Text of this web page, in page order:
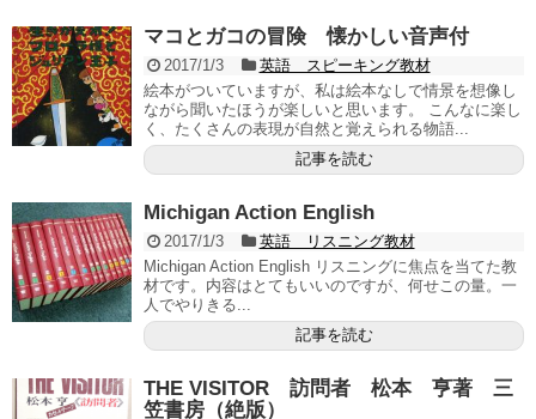
マコとガコの冒険 懐かしい音声付
2017/1/3
英語 スピーキング教材
絵本がついていますが、私は絵本なしで情景を想像し
ながら聞いたほうが楽しいと思います。 こんなに楽し
く、たくさんの表現が自然と覚えられる物語...
記事を読む
Michigan Action English
2017/1/3
英語 リスニング教材
Michigan Action English リスニングに焦点を当てた教
材です。内容はとてもいいのですが、何せこの量。一
人でやりきる...
記事を読む
THE VISITOR 訪問者 松本 亨著 三
笠書房（絶版）